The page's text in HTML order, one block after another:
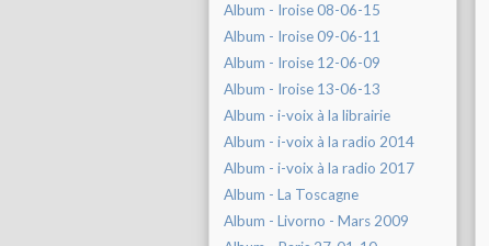
Album - Iroise 08-06-15
Album - Iroise 09-06-11
Album - Iroise 12-06-09
Album - Iroise 13-06-13
Album - i-voix à la librairie
Album - i-voix à la radio 2014
Album - i-voix à la radio 2017
Album - La Toscagne
Album - Livorno - Mars 2009